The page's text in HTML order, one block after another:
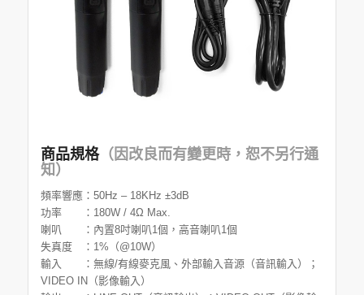
商品規格（因改良而有變更時，恕不另行通
知）
頻率響應：50Hz – 18KHz ±3dB
功率 ：180W / 4Ω Max.
喇叭 ：內置8吋喇叭1個，高音喇叭1個
失真度 ：1%（@10W）
輸入 ：無線/有線麥克風、外部輸入音源（音訊輸入）；
VIDEO IN（影像輸入）